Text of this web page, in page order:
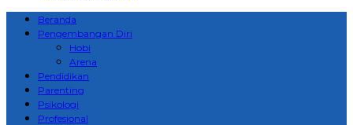
Beranda
Pengembangan Diri
Hobi
Arena
Pendidikan
Parenting
Psikologi
Profesional